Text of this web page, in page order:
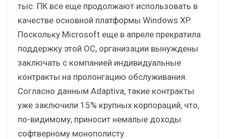
тыс. ПК все еще продолжают использовать в
качестве основной платформы Windows XP.
Поскольку Microsoft еще в апреле прекратила
поддержку этой ОС, организации вынуждены
заключать с компанией индивидуальные
контракты на пролонгацию обслуживания.
Согласно данным Adaptiva, такие контракты
уже заключили 15% крупных корпораций, что,
по-видимому, приносит немалые доходы
софтверному монополисту.